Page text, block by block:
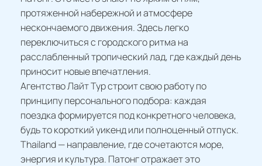
протяженной набережной и атмосфере
нескончаемого движения. Здесь легко
переключиться с городского ритма на
расслабленный тропический лад, где каждый день
приносит новые впечатления.
Агентство Лайт Тур строит свою работу по
принципу персонального подбора: каждая
поездка формируется под конкретного человека,
будь то короткий уикенд или полноценный отпуск.
Thailand — направление, где сочетаются море,
энергия и культура. Патонг отражает это